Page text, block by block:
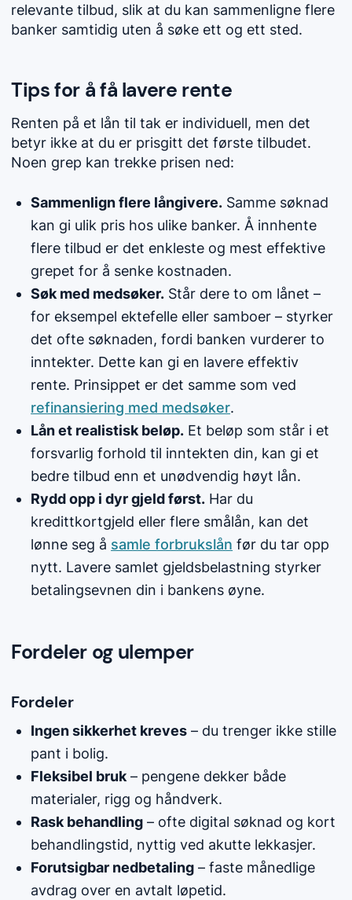
relevante tilbud, slik at du kan sammenligne flere
banker samtidig uten å søke ett og ett sted.
Tips for å få lavere rente
Renten på et lån til tak er individuell, men det
betyr ikke at du er prisgitt det første tilbudet.
Noen grep kan trekke prisen ned:
Sammenlign flere långivere. Samme søknad
kan gi ulik pris hos ulike banker. Å innhente
flere tilbud er det enkleste og mest effektive
grepet for å senke kostnaden.
Søk med medsøker. Står dere to om lånet –
for eksempel ektefelle eller samboer – styrker
det ofte søknaden, fordi banken vurderer to
inntekter. Dette kan gi en lavere effektiv
rente. Prinsippet er det samme som ved
refinansiering med medsøker.
Lån et realistisk beløp. Et beløp som står i et
forsvarlig forhold til inntekten din, kan gi et
bedre tilbud enn et unødvendig høyt lån.
Rydd opp i dyr gjeld først. Har du
kredittkortgjeld eller flere smålån, kan det
lønne seg å samle forbrukslån før du tar opp
nytt. Lavere samlet gjeldsbelastning styrker
betalingsevnen din i bankens øyne.
Fordeler og ulemper
Fordeler
Ingen sikkerhet kreves – du trenger ikke stille
pant i bolig.
Fleksibel bruk– pengene dekker både
materialer, rigg og håndverk.
Rask behandling – ofte digital søknad og kort
behandlingstid, nyttig ved akutte lekkasjer.
Forutsigbar nedbetaling – faste månedlige
avdrag over en avtalt løpetid.